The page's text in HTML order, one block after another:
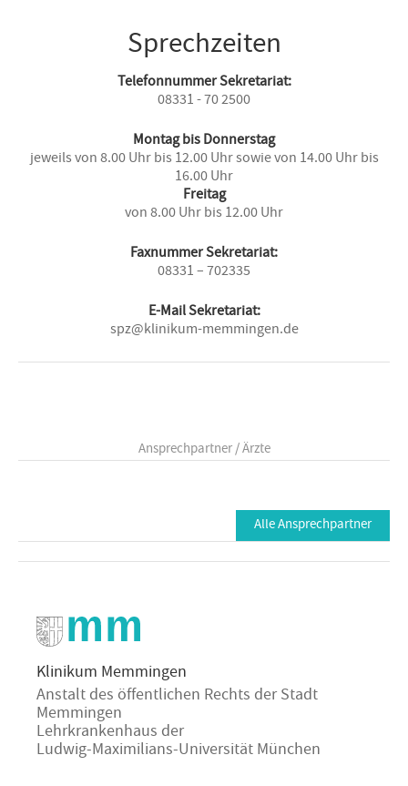
Sprechzeiten
Telefonnummer Sekretariat:
08331 - 70 2500
Montag bis Donnerstag
jeweils von 8.00 Uhr bis 12.00 Uhr sowie von 14.00 Uhr bis
16.00 Uhr
Freitag
von 8.00 Uhr bis 12.00 Uhr
Faxnummer Sekretariat:
08331 – 702335
E-Mail Sekretariat:
spz@klinikum-memmingen.de
Ansprechpartner / Ärzte
Alle Ansprechpartner
Klinikum Memmingen
Anstalt des öffentlichen Rechts der Stadt
Memmingen
Lehrkrankenhaus der
Ludwig-Maximilians-Universität München